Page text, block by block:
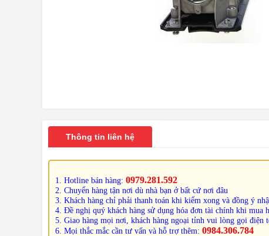
Thông tin liên hệ
1. Hotline bán hàng: 0979.281.592
2. Chuyển hàng tận nơi dù nhà bạn ở bất cứ nơi đâu
3. Khách hàng chỉ phải thanh toán khi kiểm xong và đồng ý
4. Đề nghị quý khách hàng sử dụng hóa đơn tài chính khi mua
5. Giao hàng mọi nơi, khách hàng ngoại tỉnh vui lòng gọi điện
6. Mọi thắc mắc cần tư vấn và hỗ trợ thêm: 0984.306.784